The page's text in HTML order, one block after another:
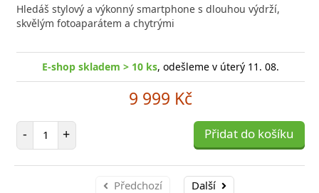
Hledáš stylový a výkonný smartphone s dlouhou výdrží,
skvělým fotoaparátem a chytrými
E-shop skladem > 10 ks, odešleme v úterý 11. 08.
9 999 Kč
- Počet položek
+ Přidat do košíku
Předchozí Další